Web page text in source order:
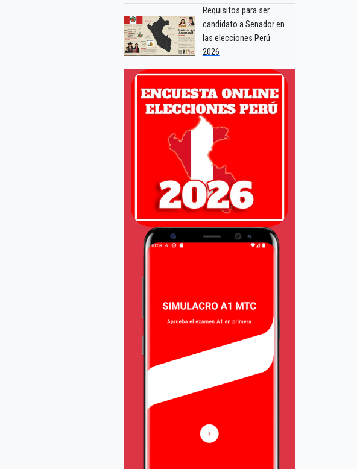
Requisitos para ser
candidato a Senador en
las elecciones Perú
2026